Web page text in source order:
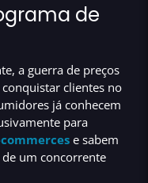
de
a guerra de preços
clientes no
já conhecem
para
e sabem
um concorrente